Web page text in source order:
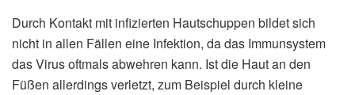
Durch Kontakt mit infizierten Hautschuppen bildet sich
nicht in allen Fällen eine Infektion, da das Immunsystem
das Virus oftmals abwehren kann. Ist die Haut an den
Füßen allerdings verletzt, zum Beispiel durch kleine